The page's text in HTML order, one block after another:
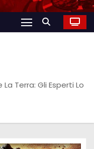
Terra: Gli Esperti Lo